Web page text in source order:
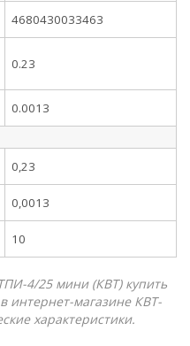
4680430033463
0.23
0.0013
0,23
0,0013
10
4/25 мини (КВТ) купить
интернет-магазине КВТ-
характеристики.